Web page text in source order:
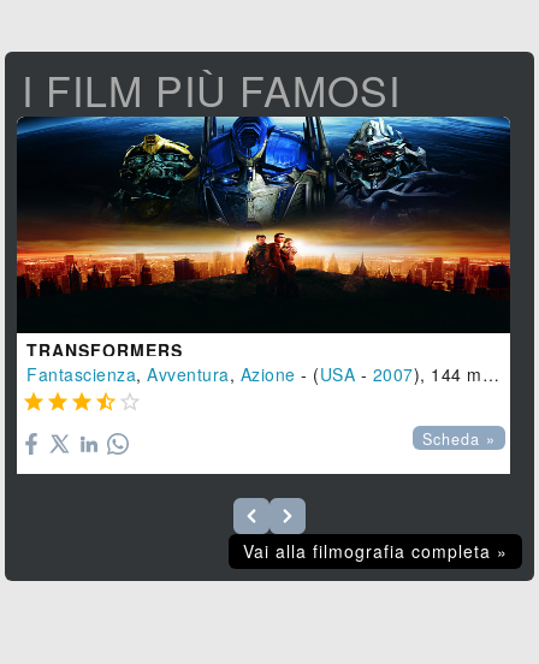
I FILM PIÙ FAMOSI
TRANSFORMERS
Fantascienza,Avventura, Azione - (USA - 2007), 144 min.
    
Scheda »
Vai alla filmografia completa »